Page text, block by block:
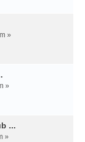
»
»
...
»